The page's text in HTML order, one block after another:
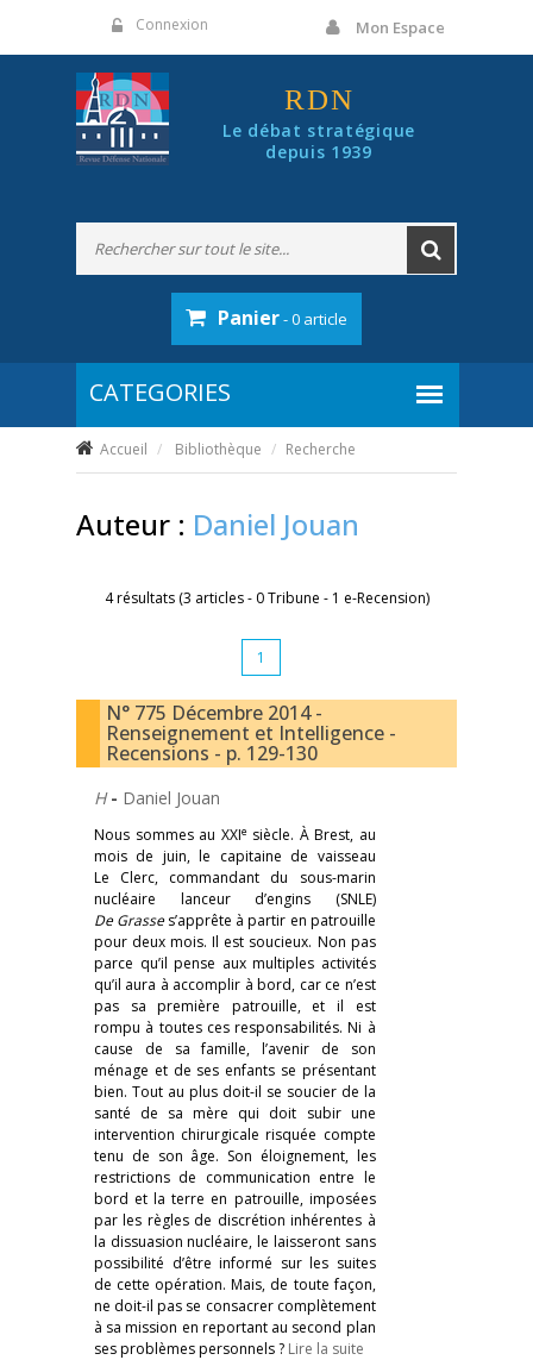
Connexion Mon Espace
RDN
Le débat stratégique
depuis 1939
Panier- 0 article
Accueil Bibliothèque Recherche
Auteur : Daniel Jouan
4 résultats (3 articles - 0 Tribune - 1 e-Recension)
1
N° 775 Décembre 2014 -
Renseignement et Intelligence -
Recensions - p. 129-130
H - Daniel Jouan
Nous sommes au XXIesiècle. À Brest, au
mois de juin, le capitaine de vaisseau
Le Clerc, commandant du sous-marin
nucléaire lanceur d’engins (SNLE)
De Grasses’apprête à partir en patrouille
pour deux mois. Il est soucieux. Non pas
parce qu’il pense aux multiples activités
qu’il aura à accomplir à bord, car ce n’est
pas sa première patrouille, et il est
rompu à toutes ces responsabilités. Ni à
cause de sa famille, l’avenir de son
ménage et de ses enfants se présentant
bien. Tout au plus doit-il se soucier de la
santé de sa mère qui doit subir une
intervention chirurgicale risquée compte
tenu de son âge. Son éloignement, les
restrictions de communication entre le
bord et la terre en patrouille, imposées
par les règles de discrétion inhérentes à
la dissuasion nucléaire, le laisseront sans
possibilité d’être informé sur les suites
de cette opération. Mais, de toute façon,
ne doit-il pas se consacrer complètement
à sa mission en reportant au second plan
ses problèmes personnels ? Lire la suite